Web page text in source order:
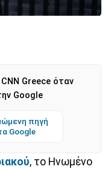
Greece όταν
Google
πηγή
Google
, το Ηνωμένο